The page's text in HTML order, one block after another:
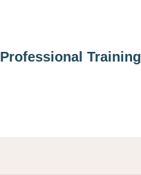
Professional Training